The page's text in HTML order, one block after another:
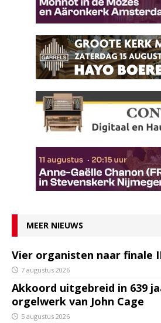
MEER NIEUWS
Vier organisten naar finale
7 augustus 2026
Akkoord uitgebreid in 639
orgelwerk van John Cage
5 augustus 2026